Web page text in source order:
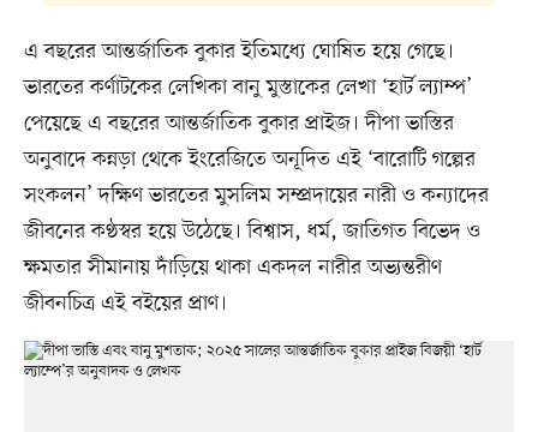
এ বছরের আন্তর্জাতিক বুকার ইতিমধ্যে ঘোষিত হয়ে গেছে।
ভারতের কর্ণাটকের লেখিকা বানু মুস্তাকের লেখা ‘হার্ট ল্যাম্প’
পেয়েছে এ বছরের আন্তর্জাতিক বুকার প্রাইজ। দীপা ভাস্তির
অনুবাদে কন্নড়া থেকে ইংরেজিতে অনূদিত এই ‘বারোটি গল্পের
সংকলন’ দক্ষিণ ভারতের মুসলিম সম্প্রদায়ের নারী ও কন্যাদের
জীবনের কণ্ঠস্বর হয়ে উঠেছে। বিশ্বাস, ধর্ম, জাতিগত বিভেদ ও
ক্ষমতার সীমানায় দাঁড়িয়ে থাকা একদল নারীর অভ্যন্তরীণ
জীবনচিত্র এই বইয়ের প্রাণ।